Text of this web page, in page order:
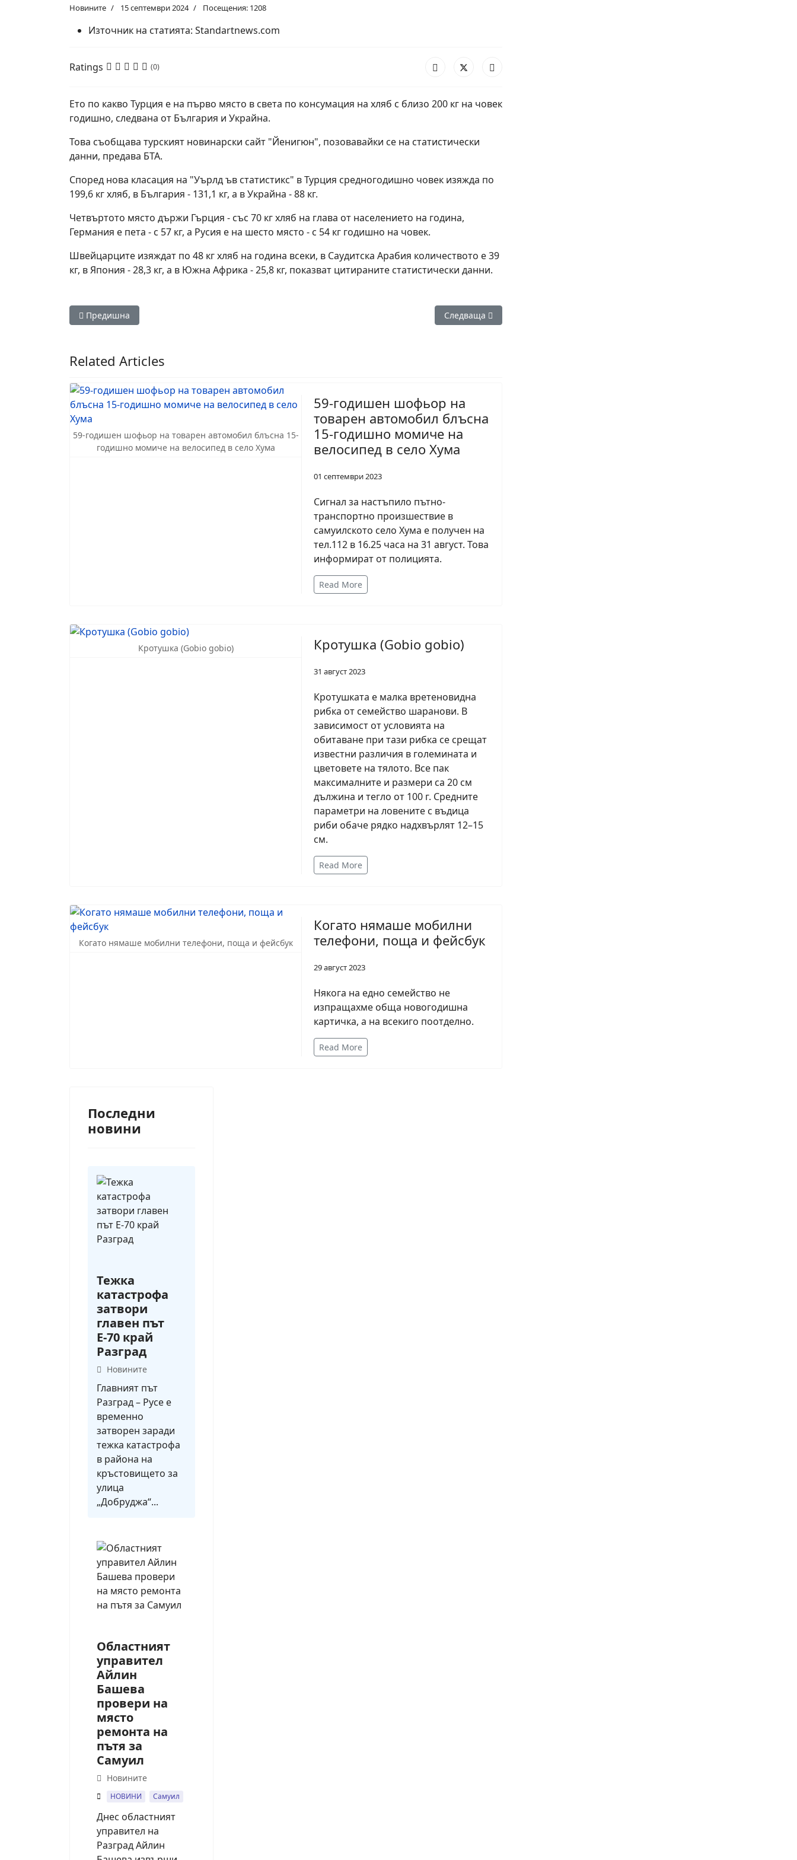
Новините 15 септември 2024 Посещения: 1208
Източник на статията: Standartnews.com
Ratings (0)
Ето по какво Турция е на първо място в света по консумация на хляб с близо 200 кг на човек
годишно, следвана от България и Украйна.
Това съобщава турският новинарски сайт "Йенигюн", позовавайки се на статистически
данни, предава БТА.
Според нова класация на "Уърлд ъв статистикс" в Турция средногодишно човек изяжда по
199,6 кг хляб, в България - 131,1 кг, а в Украйна - 88 кг.
Четвъртото място държи Гърция - със 70 кг хляб на глава от населението на година,
Германия е пета - с 57 кг, а Русия е на шесто място - с 54 кг годишно на човек.
Швейцарците изяждат по 48 кг хляб на година всеки, в Саудитска Арабия количеството е 39
кг, в Япония - 28,3 кг, а в Южна Африка - 25,8 кг, показват цитираните статистически данни.
Предишна статия: Първи звънец в Турция: Опростиха с 35 на сто уроците, забраниха телефоните в клас
Предишна Следваща статия: До края на септември откриват обновената джамия „Ибрахим
Следваща
Related Articles
59-годишен шофьор на товарен автомобил блъсна 15-
годишно момиче на велосипед в село Хума
59-годишен шофьор на
товарен автомобил блъсна
15-годишно момиче на
велосипед в село Хума
01 септември 2023
Сигнал за настъпило пътно-
транспортно произшествие в
самуилското село Хума е получен на
тел.112 в 16.25 часа на 31 август. Това
информират от полицията.
Read More
Кротушка (Gobio gobio) Кротушка (Gobio gobio)
31 август 2023
Кротушката е малка вретеновидна
рибка от семейство шаранови. В
зависимост от условията на
обитаване при тази рибка се срещат
известни различия в големината и
цветовете на тялото. Все пак
максималните и размери са 20 см
дължина и тегло от 100 г. Средните
параметри на ловените с въдица
риби обаче рядко надхвърлят 12–15
см.
Read More
Когато нямаше мобилни телефони, поща и фейсбук
Когато нямаше мобилни
телефони, поща и фейсбук
29 август 2023
Някога на едно семейство не
изпращахме обща новогодишна
картичка, а на всекиго поотделно.
Read More
Последни
новини
Тежка
катастрофа
затвори
главен път
Е-70 край
Разград
Новините
Главният път
Разград – Русе е
временно
затворен заради
тежка катастрофа
в района на
кръстовището за
улица
„Добруджа“...
Областният
управител
Айлин
Башева
провери на
място
ремонта на
пътя за
Самуил
Новините
НОВИНИ Самуил
Днес областният
управител на
Разград Айлин